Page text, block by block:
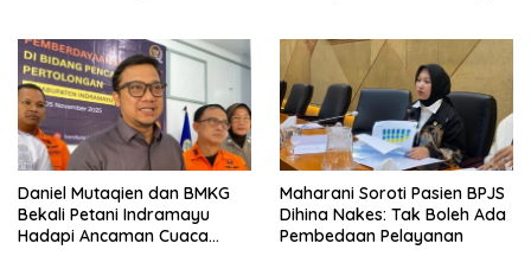
Daniel Mutaqien dan BMKG
Bekali Petani Indramayu
Hadapi Ancaman Cuaca
Maharani Soroti Pasien BPJS
Dihina Nakes: Tak Boleh Ada
Pembedaan Pelayanan